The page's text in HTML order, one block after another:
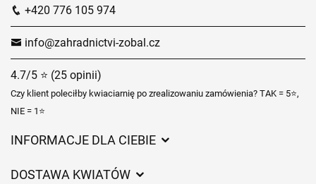
+420 776 105 974
info@zahradnictvi-zobal.cz
4.7/5 ⭐ (25 opinii)
Czy klient poleciłby kwiaciarnię po zrealizowaniu zamówienia? TAK = 5⭐,
NIE = 1⭐
INFORMACJE DLA CIEBIE
DOSTAWA KWIATÓW